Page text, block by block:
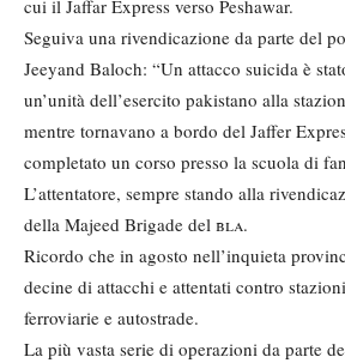
cui il Jaffar Express verso Peshawar.
Seguiva una rivendicazione da parte del
Jeeyand Baloch: “Un attacco suicida è
un’unità dell’esercito pakistano alla
mentre tornavano a bordo del Jaffer
completato un corso presso la scuola di
L’attentatore, sempre stando alla
della Majeed Brigade del bla.
Ricordo che in agosto nell’inquieta
decine di attacchi e attentati contro
ferroviarie e autostrade.
La più vasta serie di operazioni da parte